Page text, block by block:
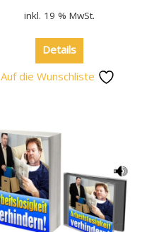
inkl. 19 % MwSt.
Details
Auf die Wunschliste